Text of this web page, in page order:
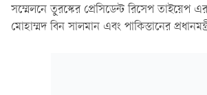
সম্মেলনে তুরস্কের প্রেসিডেন্ট রিসেপ তাইয়েপ
মোহাম্মদ বিন সালমান এবং পাকিস্তানের